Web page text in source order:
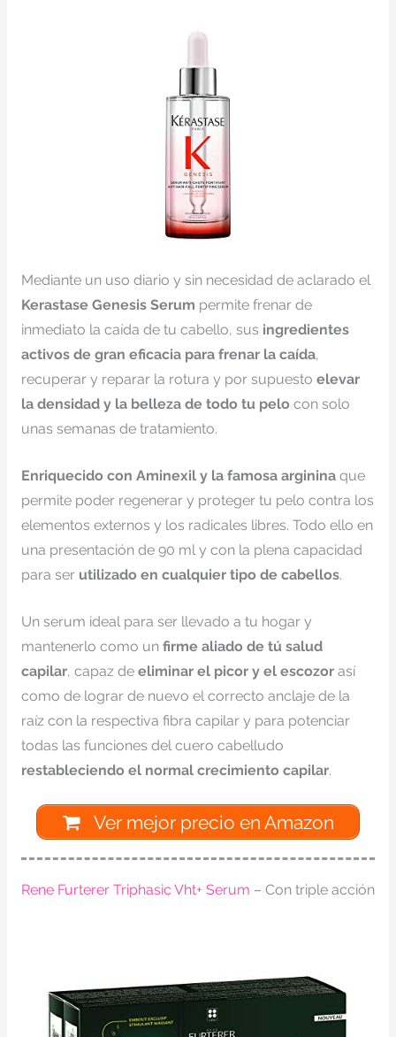
Mediante un uso diario y sin necesidad de aclarado el
Kerastase Genesis Serum permite frenar de
inmediato la caída de tu cabello, sus ingredientes
activos de gran eficacia para frenar la caída,
recuperar y reparar la rotura y por supuesto elevar
la densidad y la belleza de todo tu pelocon solo
unas semanas de tratamiento.
Enriquecido con Aminexil y la famosa argininaque
permite poder regenerar y proteger tu pelo contra los
elementos externos y los radicales libres. Todo ello en
una presentación de 90 ml y con la plena capacidad
para ser utilizado en cualquier tipo de cabellos.
Un serum ideal para ser llevado a tu hogar y
mantenerlo como un firme aliado de tú salud
capilar, capaz de eliminar el picor y el escozorasí
como de lograr de nuevo el correcto anclaje de la
raíz con la respectiva fibra capilar y para potenciar
todas las funciones del cuero cabelludo
restableciendo el normal crecimiento capilar.
Ver mejor precio en Amazon
Rene Furterer Triphasic Vht+ Serum – Con triple acción